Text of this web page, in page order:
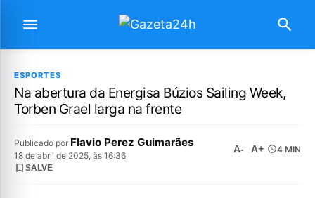
ESPORTES
Na abertura da Energisa Búzios Sailing Week,
Torben Grael larga na frente
Publicado por Flavio Perez Guimarães
18 de abril de 2025, às 16:36
A- A+ 4 MIN
SALVE